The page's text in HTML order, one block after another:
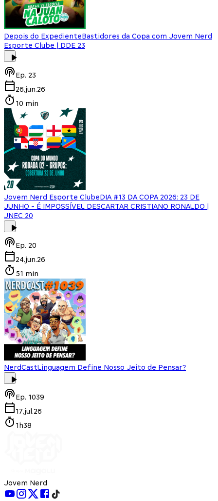
Depois do ExpedienteBastidores da Copa com Jovem Nerd
Esporte Clube | DDE 23
Ep. 23
26.jun.26
10 min
Jovem Nerd Esporte ClubeDIA #13 DA COPA 2026: 23 DE
JUNHO - É IMPOSSÍVEL DESCARTAR CRISTIANO RONALDO |
JNEC 20
Ep. 20
24.jun.26
51 min
NerdCastLinguagem Define Nosso Jeito de Pensar?
Ep. 1039
17.jul.26
1h38
Jovem Nerd